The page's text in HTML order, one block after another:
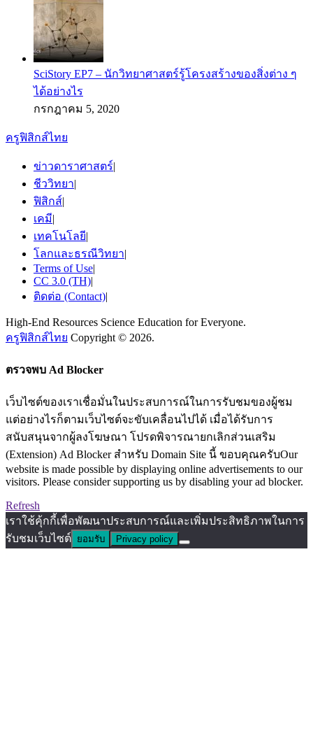
SciStory EP7 – นักวิทยาศาสตร์รู้โครงสร้างของสิ่งต่าง ๆ
ได้อย่างไร
กรกฎาคม 5, 2020
ครูฟิสิกส์ไทย
ข่าวดาราศาสตร์|
ชีววิทยา|
ฟิสิกส์|
เคมี|
เทคโนโลยี|
โลกและธรณีวิทยา|
Terms of Use|
CC 3.0 (TH)|
ติดต่อ (Contact)|
High-End Resources Science Education for Everyone.
ครูฟิสิกส์ไทย Copyright © 2026.
ตรวจพบ Ad Blocker
เว็บไซต์ของเราเชื่อมั่นในประสบการณ์ในการรับชมของผู้ชม
แต่อย่างไรก็ตามเว็บไซต์จะขับเคลื่อนไปได้ เมื่อได้รับการ
สนับสนุนจากผู้ลงโฆษณา โปรดพิจารณายกเลิกส่วนเสริม
(Extension) Ad Blocker สำหรับ Domain Site นี้ ขอบคุณครับOur
website is made possible by displaying online advertisements to our
visitors. Please consider supporting us by disabling your ad blocker.
Refresh
เราใช้คุ้กกี้เพื่อพัฒนาประสบการณ์และเพิ่มประสิทธิภาพในการ
รับชมเว็บไซต์ ยอมรับ Privacy policy